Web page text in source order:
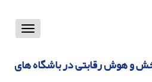
Toggle
و هوش رقابتی در باشگاه های